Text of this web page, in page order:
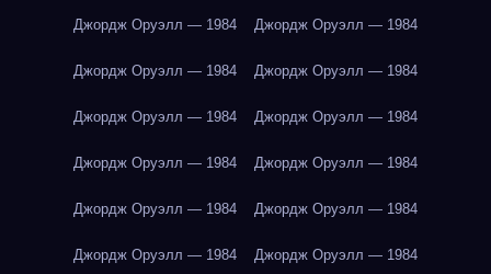
Джордж Оруэлл — 1984 Джордж Оруэлл — 1984
Джордж Оруэлл — 1984 Джордж Оруэлл — 1984
Джордж Оруэлл — 1984 Джордж Оруэлл — 1984
Джордж Оруэлл — 1984 Джордж Оруэлл — 1984
Джордж Оруэлл — 1984 Джордж Оруэлл — 1984
Джордж Оруэлл — 1984 Джордж Оруэлл — 1984